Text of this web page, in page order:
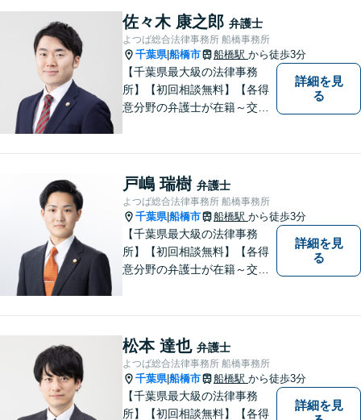
佐々木 康之郎 弁護士
よつば総合法律事務所 船橋事務所
千葉県|船橋市 船橋駅 から徒歩3分
【千葉県最大級の法律事務
所】【初回相談無料】【各得
意分野の弁護士が在籍～交通
詳細を見
る
戸嶋 瑞樹 弁護士
よつば総合法律事務所 船橋事務所
千葉県|船橋市 船橋駅 から徒歩3分
【千葉県最大級の法律事務
所】【初回相談無料】【各得
意分野の弁護士が在籍～交通
詳細を見
る
松本 達也 弁護士
よつば総合法律事務所 船橋事務所
千葉県|船橋市 船橋駅 から徒歩3分
【千葉県最大級の法律事務
所】【初回相談無料】【各得
詳細を見